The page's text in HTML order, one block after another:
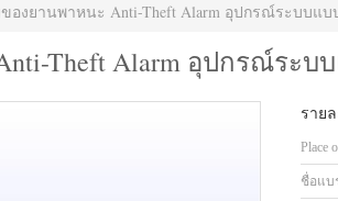
องยานพาหนะ Anti-Theft Alarm อุปกรณ์ระบบแบ
Theft Alarm อุปกรณ์ระบบ
ราย
Place
ชื่อแบ